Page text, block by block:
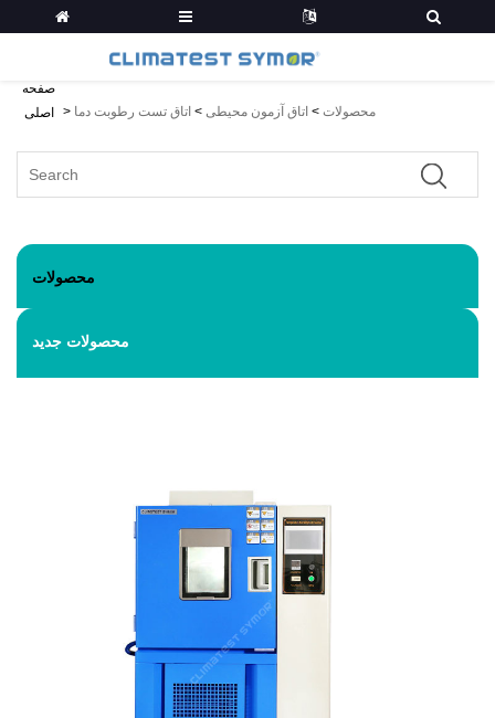
صفحه
اصلی
> محصولات > اتاق آزمون محیطی > اتاق تست رطوبت دما
محصولات
محصولات جدید